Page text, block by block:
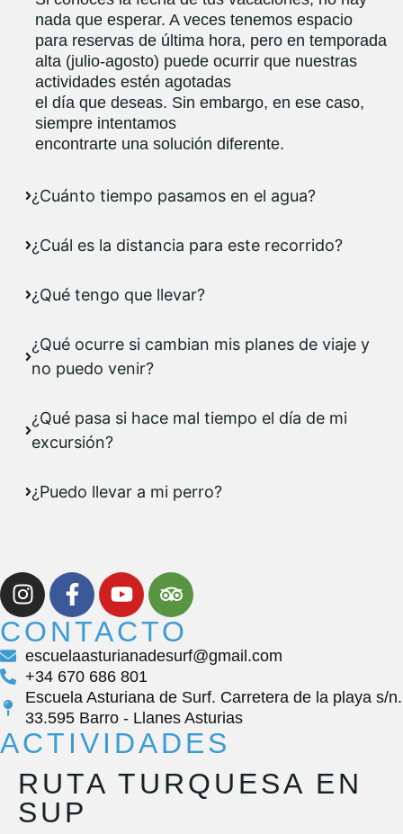
nada que esperar. A veces tenemos espacio
para reservas de última hora, pero en temporada
alta (julio-agosto) puede ocurrir que nuestras
actividades estén agotadas
el día que deseas. Sin embargo, en ese caso,
siempre intentamos
encontrarte una solución diferente.
¿Cuánto tiempo pasamos en el agua?
¿Cuál es la distancia para este recorrido?
¿Qué tengo que llevar?
¿Qué ocurre si cambian mis planes de viaje y
no puedo venir?
¿Qué pasa si hace mal tiempo el día de mi
excursión?
¿Puedo llevar a mi perro?
CONTACTO
escuelaasturianadesurf@gmail.com
+34 670 686 801
Escuela Asturiana de Surf. Carretera de la playa s/n.
33.595 Barro - Llanes Asturias
ACTIVIDADES
RUTA TURQUESA EN
SUP